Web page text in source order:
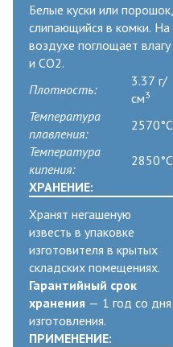
Белые куски или порошок,
слипающийся в комки. На
воздухе поглощает влагу
и CO2.
Плотность:
3.37 г/
см3
Температура
плавления:
2570°C
Температура
кипения:
2850°C
ХРАНЕНИЕ:
Хранят негашеную
известь в упаковке
изготовителя в крытых
складских помещениях.
Гарантийный срок
хранения — 1 год со дня
изготовления.
ПРИМЕНЕНИЕ: